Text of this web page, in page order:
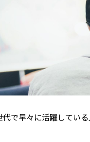
で早々に活躍している